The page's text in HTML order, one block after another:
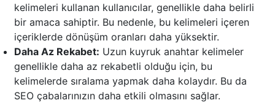
kelimeleri kullanan kullanıcılar, genellikle daha belirli
bir amaca sahiptir. Bu nedenle, bu kelimeleri içeren
içeriklerde dönüşüm oranları daha yüksektir.
Daha Az Rekabet: Uzun kuyruk anahtar kelimeler
genellikle daha az rekabetli olduğu için, bu
kelimelerde sıralama yapmak daha kolaydır. Bu da
SEO çabalarınızın daha etkili olmasını sağlar.